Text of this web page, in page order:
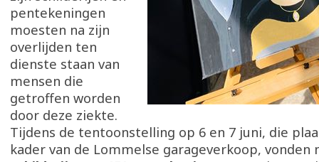
pentekeningen
moesten na zijn
overlijden ten
dienste staan van
mensen die
getroffen worden
door deze ziekte.
Tijdens de tentoonstelling op 6 en 7 juni, die
kader van de Lommelse garageverkoop, vonden